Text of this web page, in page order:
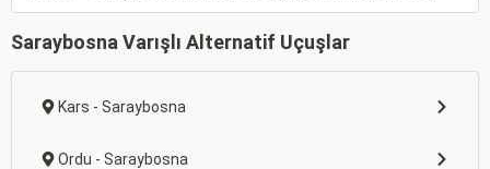
Saraybosna Varışlı Alternatif Uçuşlar
Kars - Saraybosna
Ordu - Saraybosna